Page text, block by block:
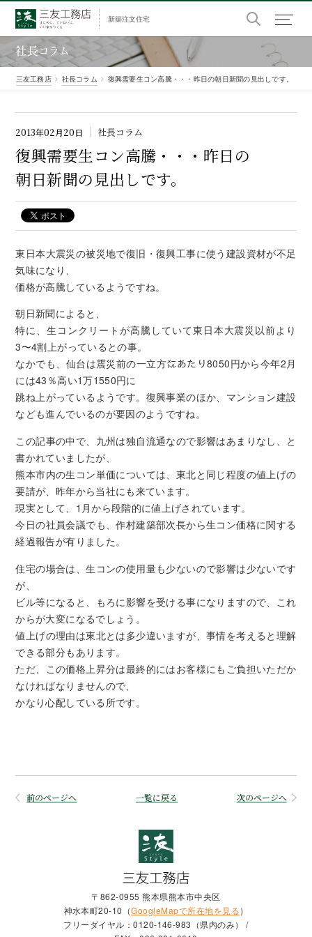
新築注文住宅
社長コラム
三友工務店 社長コラム 復興需要生コン高騰・・・昨日の朝日新聞の見出しです。
2013年02月20日 社長コラム
復興需要生コン高騰 ・・・ 昨日の
朝日新聞の 見出しです。
東日本大震災の被災地で復旧・復興工事に使う建設資材が不足
気味になり、
価格が高騰しているようですね。
朝日新聞によると、
特に、生コンクリートが高騰していて東日本大震災以前より
3〜4割上がっているとの事。
なかでも、仙台は震災前の一立方㍍あたり8050円から今年2月
には43％高い1万1550円に
跳ね上がっているようです。復興事業のほか、マンション建設
なども進んでいるのが要因のようですね。
この記事の中で、九州は独自流通なので影響はあまりなし、と
書かれていましたが、
熊本市内の生コン単価については、東北と同じ程度の値上げの
要請が、昨年から当社にも来ています。
現実として、1月から段階的に値上げされています。
今日の社員会議でも、作村建築部次長から生コン価格に関する
経過報告が有りました。
住宅の場合は、生コンの使用量も少ないので影響は少ないです
が、
ビル等になると、もろに影響を受ける事になりますので、これ
からが大変になるでしょう。
値上げの理由は東北とは多少違いますが、事情を考えると理解
できる部分もあります。
ただ、この価格上昇分は最終的にはお客様にもご負担いただか
なければなりませんので、
かなり心配している所です。
前のページへ 一覧に戻る 次のページへ
〒862-0955 熊本県熊本市中央区
神水本町20-10（GoogleMapで所在地を見る）
フリーダイヤル：0120-146-983（県内のみ） /